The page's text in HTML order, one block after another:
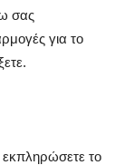
σας
για το
εκπληρώσετε το